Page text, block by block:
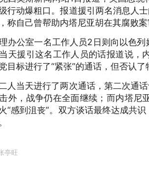
行动爆粗口。报道援引两名消息人
称自己曾帮助内塔尼亚胡在其腐败
办公室一名工作人员2日则向以色
天援引这名工作人员的话报道说，
目标进行了“紧张”的通话，但否认
人当天进行了两次通话，第二次通
外，战争仍在全面继续；而内塔尼
“感到沮丧”。双方谈话最终达成共
亭旺